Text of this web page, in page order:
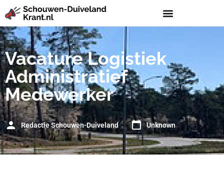
Vacature Logistiek
Administratief
Medewerker
Redactie Schouwen-Duiveland Unknown